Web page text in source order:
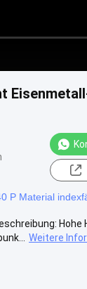
P Material
Weitere